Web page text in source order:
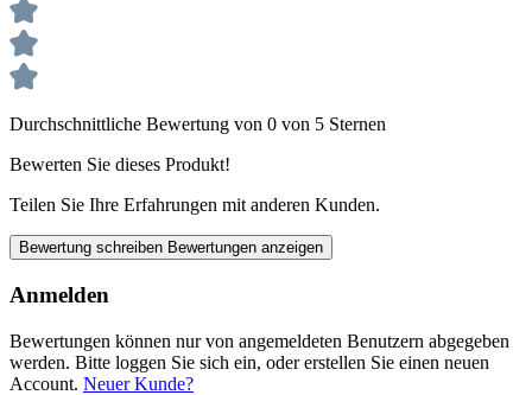
Durchschnittliche Bewertung von 0 von 5 Sternen
Bewerten Sie dieses Produkt!
Teilen Sie Ihre Erfahrungen mit anderen Kunden.
Bewertung schreiben Bewertungen anzeigen
Anmelden
Bewertungen können nur von angemeldeten Benutzern abgegeben
werden. Bitte loggen Sie sich ein, oder erstellen Sie einen neuen
Account. Neuer Kunde?